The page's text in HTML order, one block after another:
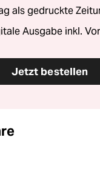
als gedruckte
Ausgabe inkl.
Jetzt bestellen